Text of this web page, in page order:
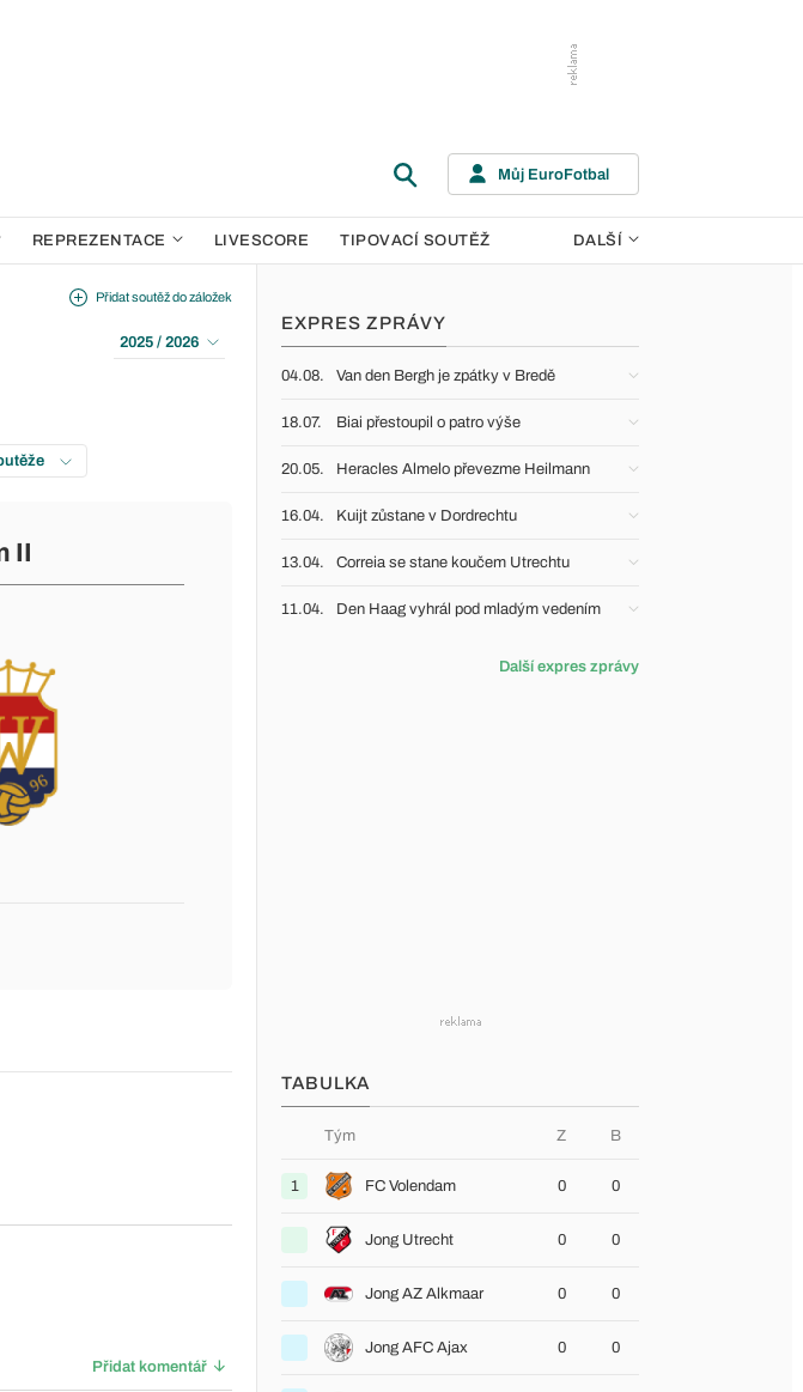
Můj EuroFotbal
REPREZENTACE LIVESCORE TIPOVACÍ SOUTĚŽ DALŠÍ
Přidat soutěž do záložek
2025 / 2026
II
Přidat komentář
EXPRES ZPRÁVY
04.08. Van den Bergh je zpátky v Bredě
18.07. Biai přestoupil o patro výše
20.05. Heracles Almelo převezme Heilmann
16.04. Kuijt zůstane v Dordrechtu
13.04. Correia se stane koučem Utrechtu
11.04. Den Haag vyhrál pod mladým vedením
Další expres zprávy
TABULKA
Tým Z B
1 FC Volendam 0 0
Jong Utrecht 0 0
Jong AZ Alkmaar 0 0
Jong AFC Ajax 0 0